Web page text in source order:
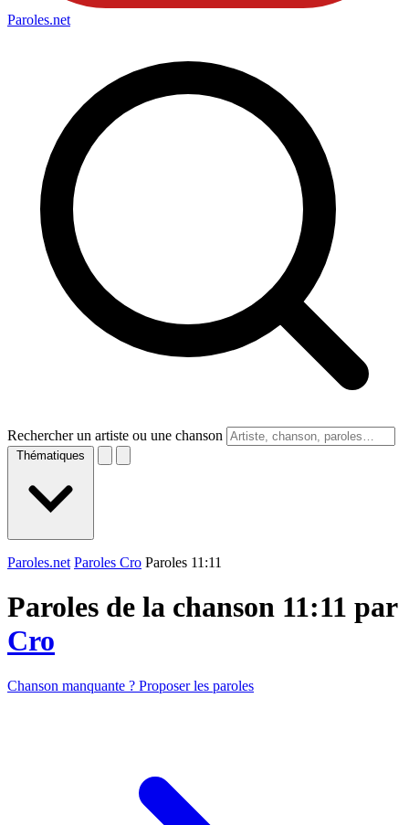
Paroles.net
Rechercher un artiste ou une chanson
Thématiques
Paroles.net Paroles Cro Paroles 11:11
Paroles de la chanson 11:11 par
Cro
Chanson manquante ? Proposer les paroles